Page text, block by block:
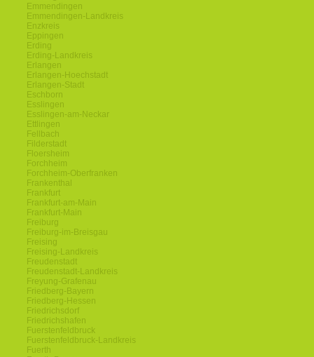
Emmendingen
Emmendingen-Landkreis
Enzkreis
Eppingen
Erding
Erding-Landkreis
Erlangen
Erlangen-Hoechstadt
Erlangen-Stadt
Eschborn
Esslingen
Esslingen-am-Neckar
Ettlingen
Fellbach
Filderstadt
Floersheim
Forchheim
Forchheim-Oberfranken
Frankenthal
Frankfurt
Frankfurt-am-Main
Frankfurt-Main
Freiburg
Freiburg-im-Breisgau
Freising
Freising-Landkreis
Freudenstadt
Freudenstadt-Landkreis
Freyung-Grafenau
Friedberg-Bayern
Friedberg-Hessen
Friedrichsdorf
Friedrichshafen
Fuerstenfeldbruck
Fuerstenfeldbruck-Landkreis
Fuerth